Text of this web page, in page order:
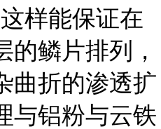
样能保证在
的鳞片排列，
曲折的渗透扩
与铝粉与云铁